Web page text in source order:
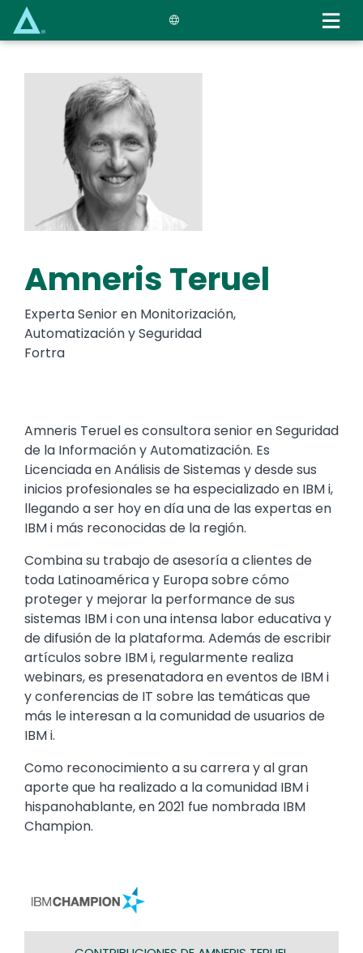
main
content
Amneris Teruel
Experta Senior en Monitorización,
Automatización y Seguridad
Fortra
Amneris Teruel es consultora senior en Seguridad
de la Información y Automatización. Es
Licenciada en Análisis de Sistemas y desde sus
inicios profesionales se ha especializado en IBM i,
llegando a ser hoy en día una de las expertas en
IBM i más reconocidas de la región.
Combina su trabajo de asesoría a clientes de
toda Latinoamérica y Europa sobre cómo
proteger y mejorar la performance de sus
sistemas IBM i con una intensa labor educativa y
de difusión de la plataforma. Además de escribir
artículos sobre IBM i, regularmente realiza
webinars, es presenatadora en eventos de IBM i
y conferencias de IT sobre las temáticas que
más le interesan a la comunidad de usuarios de
IBM i.
Como reconocimiento a su carrera y al gran
aporte que ha realizado a la comunidad IBM i
hispanohablante, en 2021 fue nombrada IBM
Champion.